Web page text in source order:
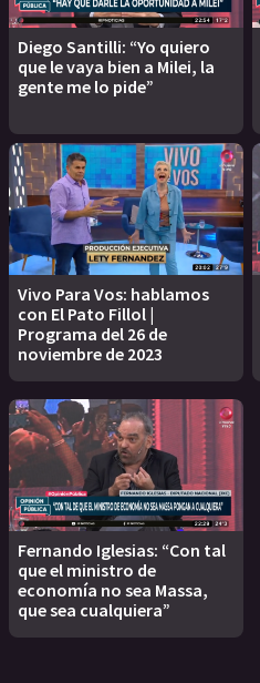
Diego Santilli: “Yo quiero
que le vaya bien a Milei, la
gente me lo pide”
Vivo Para Vos: hablamos
con El Pato Fillol |
Programa del 26 de
noviembre de 2023
Fernando Iglesias: “Con tal
que el ministro de
economía no sea Massa,
que sea cualquiera”